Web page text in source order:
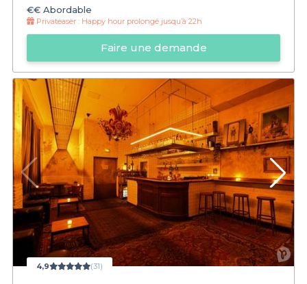
€€ Abordable
Privateaser : Happy hour prolongé jusqu’à 22h
Faire une demande
4,9 (31)